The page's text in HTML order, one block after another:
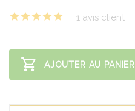
1 avis client
AJOUTER AU PANIER